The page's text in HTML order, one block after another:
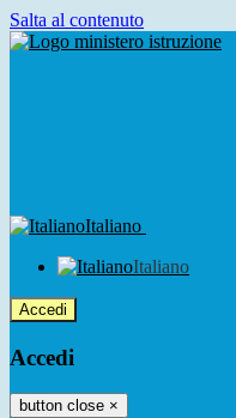
Salta al contenuto
Italiano
Italiano
Accedi
Accedi
button close ×